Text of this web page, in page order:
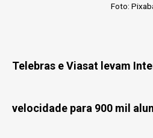
Foto:
Telebras e Viasat levam
velocidade para 900 mil